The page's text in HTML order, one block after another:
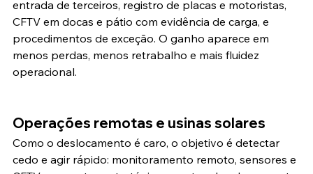
entrada de terceiros, registro de placas e motoristas,
CFTV em docas e pátio com evidência de carga, e
procedimentos de exceção. O ganho aparece em
menos perdas, menos retrabalho e mais fluidez
operacional.
Operações remotas e usinas solares
Como o deslocamento é caro, o objetivo é detectar
cedo e agir rápido: monitoramento remoto, sensores e